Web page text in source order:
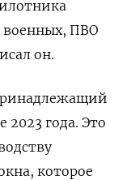
военных, ПВО
он.
года. Это
которое